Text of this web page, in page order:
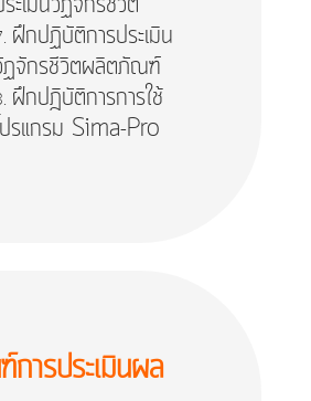
ฝึกปฏิบัติการประเมิน
ฏจักรชีวิตผลิตภัณฑ์
ฝึกปฎิบัติการการใช้
รแกรม Sima-Pro
การประเมินผล